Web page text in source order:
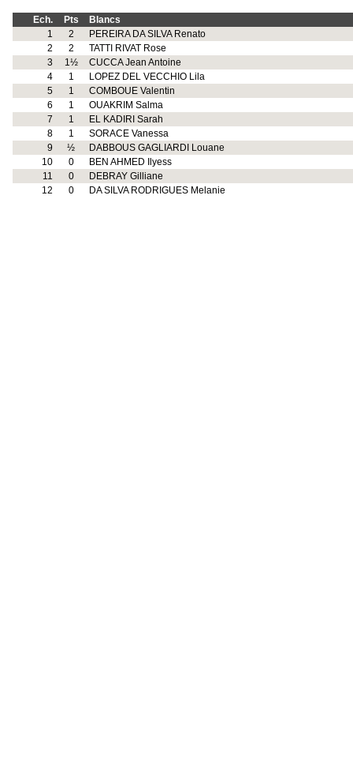
Ech. Pts
Blancs
1
2
PEREIRA DA SILVA Renato
2
2
TATTI RIVAT Rose
3
1½
CUCCA Jean Antoine
4
1
LOPEZ DEL VECCHIO Lila
5
1
COMBOUE Valentin
6
1
OUAKRIM Salma
7
1
EL KADIRI Sarah
8
1
SORACE Vanessa
9
½
DABBOUS GAGLIARDI Louane
10
0
BEN AHMED Ilyess
11
0
DEBRAY Gilliane
12
0 DA SILVA RODRIGUES Melanie